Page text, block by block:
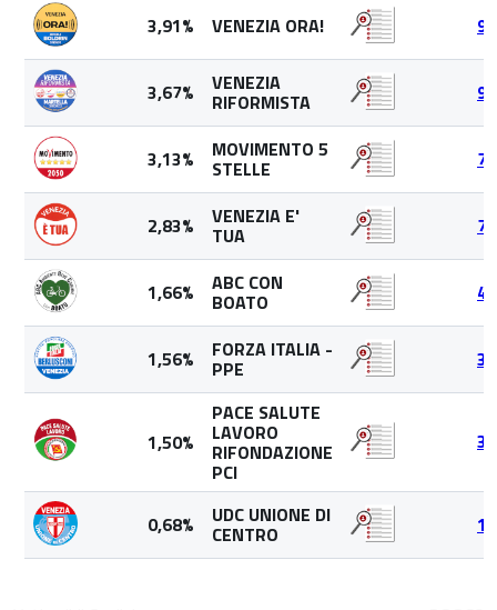
3,91% VENEZIA ORA!
3,67% VENEZIA
RIFORMISTA
3,13% MOVIMENTO 5
STELLE
2,83% VENEZIA E'
TUA
1,66% ABC CON
BOATO
1,56% FORZA ITALIA -
PPE
1,50%
PACE SALUTE
LAVORO
RIFONDAZIONE
PCI
0,68% UDC UNIONE DI
CENTRO